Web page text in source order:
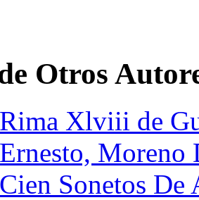
Otros
Xlviii de
Sonetos